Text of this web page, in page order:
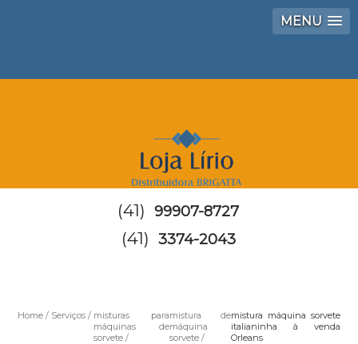
MENU
(41) 99907-8727
(41) 3374-2043
Home Serviços
misturas para
máquinas de
sorvete
mistura de
máquina
sorvete
mistura máquina sorvete
italianinha à venda
Orleans